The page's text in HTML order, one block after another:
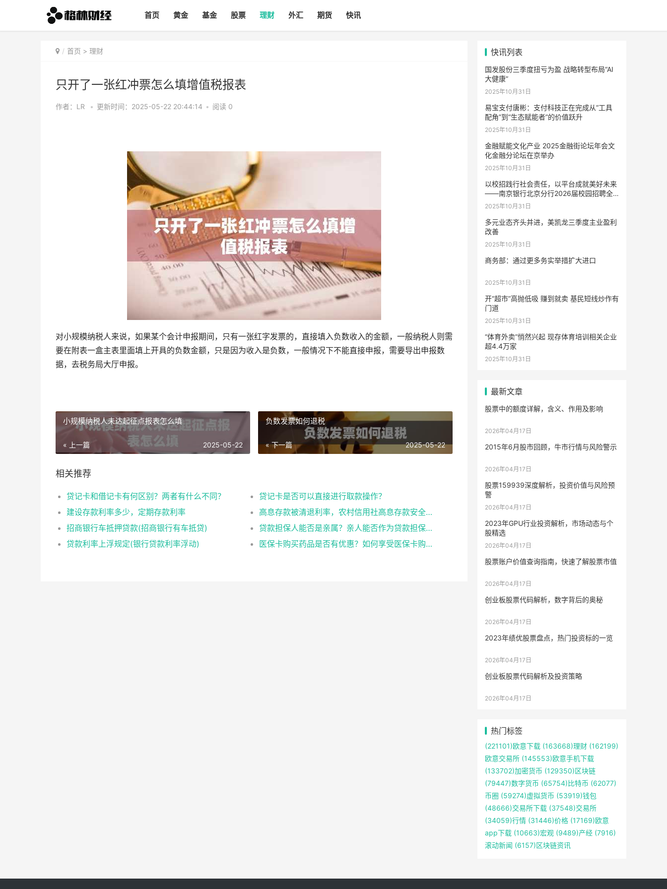
首页 黄金 基金 股票 理财 外汇 期货 快讯
首页 > 理财
只开了一张红冲票怎么填增值税报表
作者：LR • 更新时间：2025-05-22 20:44:14 • 阅读 0
对小规模纳税人来说，如果某个会计申报期间，只有一张红字发票的，直接填入负数收入的金额，一般纳税人则需
要在附表一盒主表里面填上开具的负数金额，只是因为收入是负数，一般情况下不能直接申报，需要导出申报数
据，去税务局大厅申报。
小规模纳税人未达起征点报表怎么填
« 上一篇 2025-05-22
负数发票如何退税
« 下一篇 2025-05-22
相关推荐
贷记卡和借记卡有何区别？两者有什么不同？
贷记卡是否可以直接进行取款操作？
建设存款利率多少，定期存款利率
高息存款被清退利率，农村信用社高息存款安全吗
招商银行车抵押贷款(招商银行有车抵贷)
贷款担保人能否是亲属？亲人能否作为贷款担保人？
贷款利率上浮规定(银行贷款利率浮动)
医保卡购买药品是否有优惠？如何享受医保卡购药优惠？
快讯列表
国发股份三季度扭亏为盈 战略转型布局“AI
大健康”
2025年10月31日
易宝支付唐彬：支付科技正在完成从“工具
配角”到“生态赋能者”的价值跃升
2025年10月31日
金融赋能文化产业 2025金融街论坛年会文
化金融分论坛在京举办
2025年10月31日
以校招践行社会责任，以平台成就美好未来
——南京银行北京分行2026届校园招聘全
面启动
2025年10月31日
多元业态齐头并进，美凯龙三季度主业盈利
改善
2025年10月31日
商务部：通过更多务实举措扩大进口
2025年10月31日
开“超市”高抛低吸 赚到就卖 基民短线炒作有
门道
2025年10月31日
“体育外卖”悄然兴起 现存体育培训相关企业
超4.4万家
2025年10月31日
最新文章
股票中的额度详解，含义、作用及影响
2026年04月17日
2015年6月股市回顾，牛市行情与风险警示
2026年04月17日
股票159939深度解析，投资价值与风险预
警
2026年04月17日
2023年GPU行业投资解析，市场动态与个
股精选
2026年04月17日
股票账户价值查询指南，快速了解股票市值
2026年04月17日
创业板股票代码解析，数字背后的奥秘
2026年04月17日
2023年绩优股票盘点，热门投资标的一览
2026年04月17日
创业板股票代码解析及投资策略
2026年04月17日
热门标签
(221101)欧意下载 (163668)理财 (162199)
欧意交易所 (145553)欧意手机下载
(133702)加密货币 (129350)区块链
(79447)数字货币 (65754)比特币 (62077)
币圈 (59274)虚拟货币 (53919)钱包
(48666)交易所下载 (37548)交易所
(34059)行情 (31446)价格 (17169)欧意
app下载 (10663)宏观 (9489)产经 (7916)
滚动新闻 (6157)区块链资讯